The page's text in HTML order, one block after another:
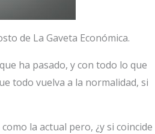
de La Gaveta Económica.
ha pasado, y con todo lo que
todo vuelva a la normalidad, si
la actual pero, ¿y si coincide